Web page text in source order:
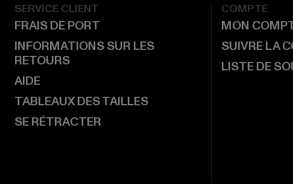
SERVICE CLIENT
FRAIS DE PORT
INFORMATIONS SUR LES
RETOURS
AIDE
TABLEAUX DES TAILLES
SE RÉTRACTER
COMPTE
MON
SUIVRE LA
LISTE DE